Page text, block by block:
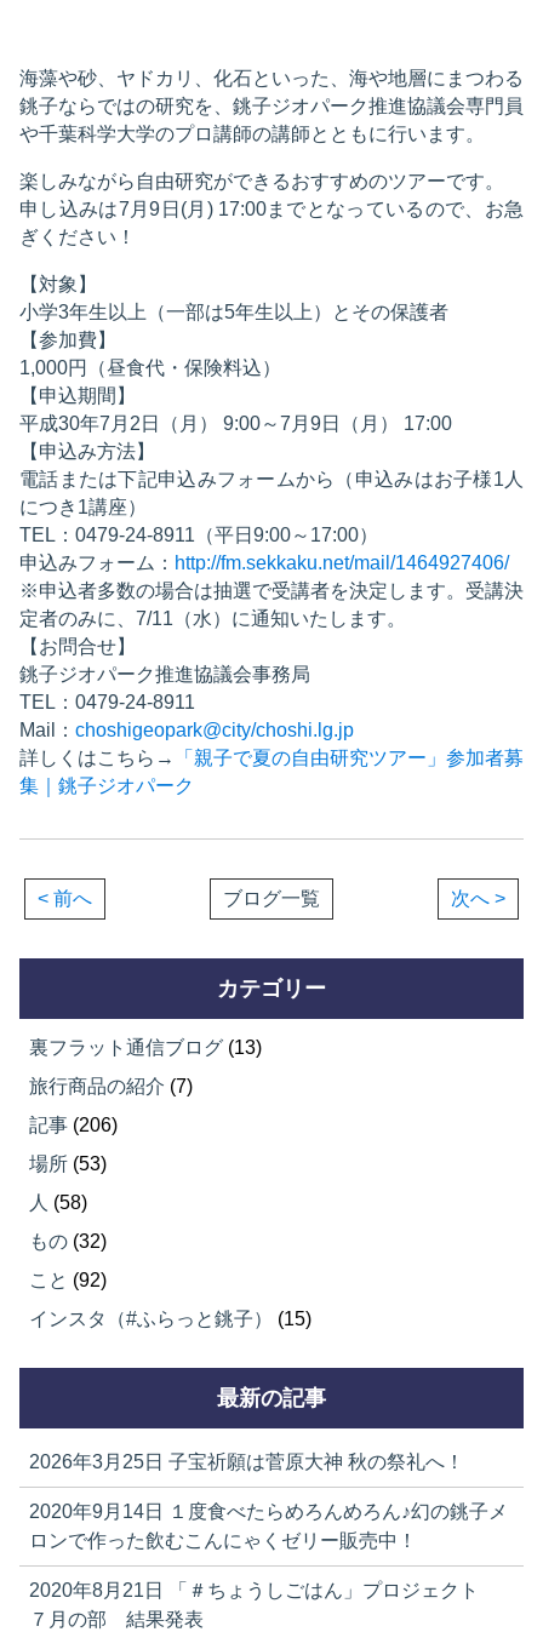
海藻や砂、ヤドカリ、化石といった、海や地層にまつわる
銚子ならではの研究を、銚子ジオパーク推進協議会専門員
や千葉科学大学のプロ講師の講師とともに行います。
楽しみながら自由研究ができるおすすめのツアーです。
申し込みは7月9日(月) 17:00までとなっているので、お急
ぎください！
【対象】
小学3年生以上（一部は5年生以上）とその保護者
【参加費】
1,000円（昼食代・保険料込）
【申込期間】
平成30年7月2日（月） 9:00～7月9日（月） 17:00
【申込み方法】
電話または下記申込みフォームから（申込みはお子様1人
につき1講座）
TEL：0479-24-8911（平日9:00～17:00）
申込みフォーム： http://fm.sekkaku.net/mail/1464927406/
※申込者多数の場合は抽選で受講者を決定します。受講決
定者のみに、7/11（水）に通知いたします。
【お問合せ】
銚子ジオパーク推進協議会事務局
TEL：0479-24-8911
Mail： choshigeopark@city/choshi.lg.jp
詳しくはこちら→
「親子で夏の自由研究ツアー」参加者募
集｜銚子ジオパーク
< 前へ ブログ一覧 次へ >
カテゴリー
裏フラット通信ブログ (13)
旅行商品の紹介 (7)
記事 (206)
場所 (53)
人 (58)
もの (32)
こと (92)
インスタ（#ふらっと銚子）
(15)
最新の記事
2026年3月25日 子宝祈願は菅原大神 秋の祭礼へ！
2020年9月14日
１度食べたらめろんめろん♪幻の銚子メ
ロンで作った飲むこんにゃくゼリー販売中！
2020年8月21日
「＃ちょうしごはん」プロジェクト
７月の部 結果発表